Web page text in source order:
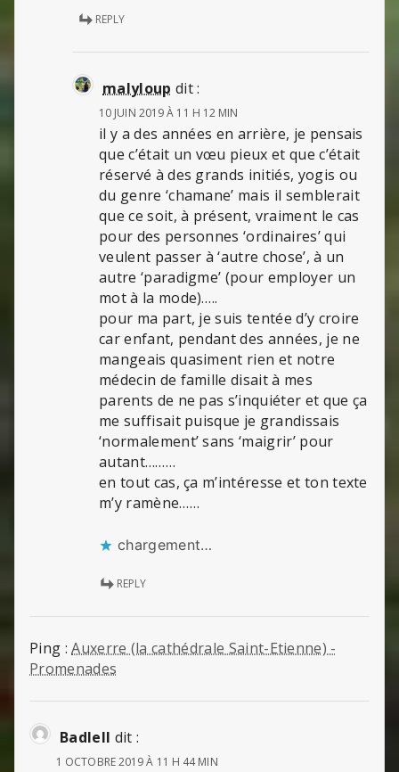
REPLY
malyloup dit :
10 JUIN 2019 À 11 H 12 MIN
il y a des années en arrière, je pensais
que c’était un vœu pieux et que c’était
réservé à des grands initiés, yogis ou
du genre ‘chamane’ mais il semblerait
que ce soit, à présent, vraiment le cas
pour des personnes ‘ordinaires’ qui
veulent passer à ‘autre chose’, à un
autre ‘paradigme’ (pour employer un
mot à la mode)…..
pour ma part, je suis tentée d’y croire
car enfant, pendant des années, je ne
mangeais quasiment rien et notre
médecin de famille disait à mes
parents de ne pas s’inquiéter et que ça
me suffisait puisque je grandissais
‘normalement’ sans ‘maigrir’ pour
autant………
en tout cas, ça m’intéresse et ton texte
m’y ramène……
chargement…
REPLY
Ping :Auxerre (la cathédrale Saint-Etienne) -
Promenades
Badlell dit :
1 OCTOBRE 2019 À 11 H 44 MIN